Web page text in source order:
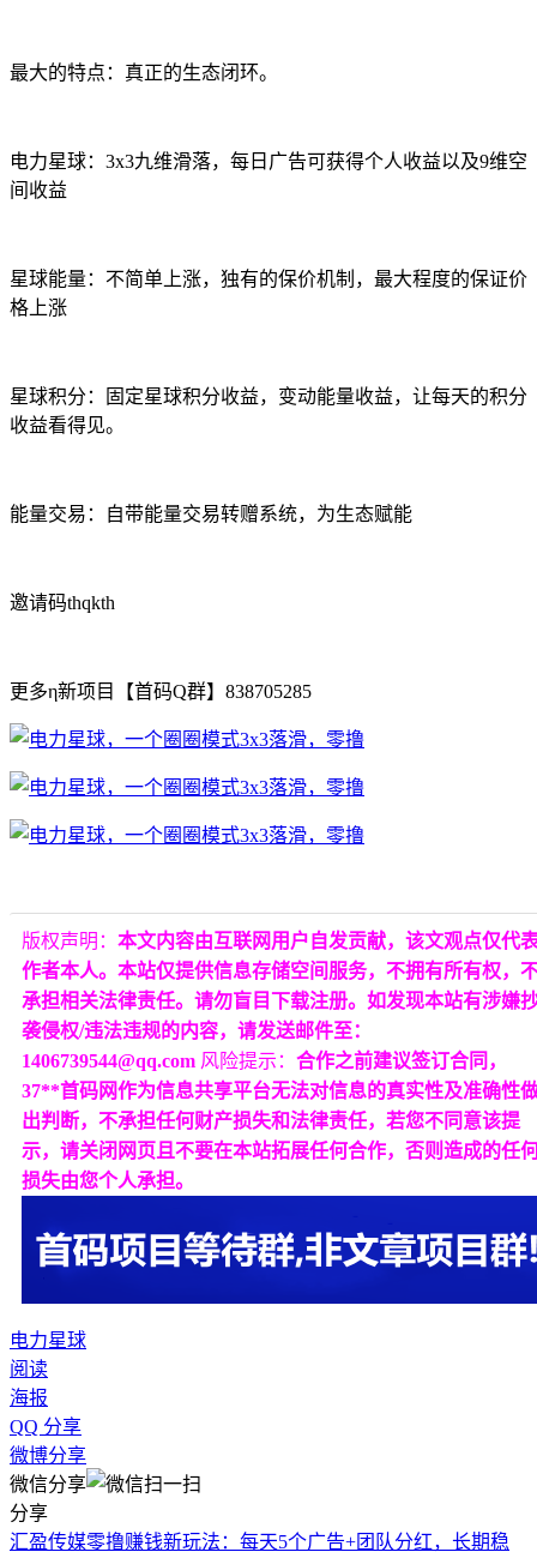
最大的特点：真正的生态闭环。
电力星球：3x3九维滑落，每日广告可获得个人收益以及9维空
间收益
星球能量：不简单上涨，独有的保价机制，最大程度的保证价
格上涨
星球积分：固定星球积分收益，变动能量收益，让每天的积分
收益看得见。
能量交易：自带能量交易转赠系统，为生态赋能
邀请码thqkth
更多η新项目【首码Q群】838705285
版权声明： 本文内容由互联网用户自发贡献，该文观点仅代
作者本人。本站仅提供信息存储空间服务，不拥有所有权，
承担相关法律责任。请勿盲目下载注册。如发现本站有涉嫌
袭侵权/违法违规的内容，请发送邮件至：
1406739544@qq.com 风险提示： 合作之前建议签订合同，
37**首码网作为信息共享平台无法对信息的真实性及准确性
出判断，不承担任何财产损失和法律责任，若您不同意该提
示，请关闭网页且不要在本站拓展任何合作，否则造成的任
损失由您个人承担。
电力星球
阅读
海报
QQ 分享
微博分享
微信分享
分享
汇盈传媒零撸赚钱新玩法：每天5个广告+团队分红，长期稳